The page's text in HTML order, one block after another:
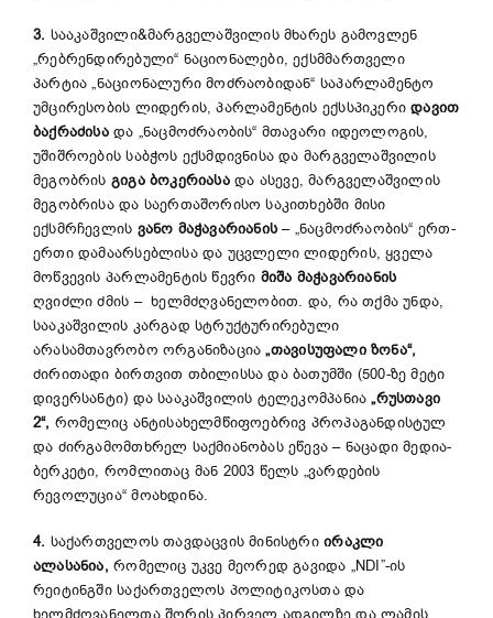
3. სააკაშვილი&მარგველაშვილის მხარეს გამოვლენ
„რებრენდირებული“ ნაციონალები, ექსმმართველი
პარტია „ნაციონალური მოძრაობიდან“ საპარლამენტო
უმცირესობის ლიდერის, პარლამენტის ექსსპიკერიდავით
ბაქრაძისადა „ნაცმოძრაობის“ მთავარი იდეოლოგის,
უშიშროების საბჭოს ექსმდივნისა და მარგველაშვილის
მეგობრის გიგა ბოკერიასადა ასევე, მარგველაშვილის
მეგობრისა და საერთაშორისო საკითხებში მისი
ექსმრჩევლის ვანო მაჭავარიანის– „ნაცმოძრაობის“ ერთ-
ერთი დამაარსებლისა და უცვლელი ლიდერის, ყველა
მოწვევის პარლამენტის წევრი მიშა მაჭავარიანის
ღვიძლი ძმის – ხელმძღვანელობით. და, რა თქმა უნდა,
სააკაშვილის კარგად სტრუქტურირებული
არასამთავრობო ორგანიზაცია„თავისუფალი ზონა“,
ძირითადი ბირთვით თბილისსა და ბათუმში (500-ზე მეტი
დივერსანტი) და სააკაშვილის ტელეკომპანია„რუსთავი
2“, რომელიც ანტისახელმწიფოებრივ პროპაგანდისტულ
და ძირგამომთხრელ საქმიანობას ეწევა – ნაცადი მედია-
ბერკეტი, რომლითაც მან 2003 წელს „ვარდების
რევოლუცია“ მოახდინა.
4. საქართველოს თავდაცვის მინისტრიირაკლი
ალასანია, რომელიც უკვე მეორედ გავიდა „NDI”-ის
რეიტინგში საქართველოს პოლიტიკოსთა და